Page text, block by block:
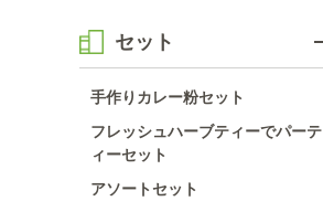
セット
手作りカレー粉セット
フレッシュハーブティーでパーテ
ィーセット
アソートセット